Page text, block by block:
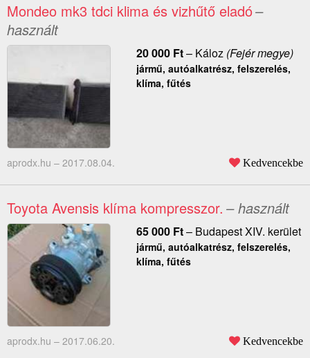
Mondeo mk3 tdci klima és vizhűtő eladó–
használt
20 000 Ft– Káloz(Fejér megye)
jármű, autóalkatrész, felszerelés,
klíma, fűtés
aprodx.hu – 2017.08.04. Kedvencekbe
Toyota Avensis klíma kompresszor. – használt
65 000 Ft– Budapest XIV. kerület
jármű, autóalkatrész, felszerelés,
klíma, fűtés
aprodx.hu – 2017.06.20. Kedvencekbe